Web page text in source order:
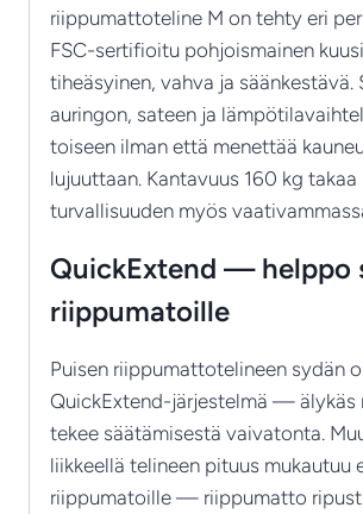
riippumattoteline M on tehty eri
FSC-sertifioitu pohjoismainen
tiheäsyinen, vahva ja säänkestävä.
auringon, sateen ja
toiseen ilman että menettää
lujuuttaan. Kantavuus 160 kg takaa
turvallisuuden myös
QuickExtend — helppo
riippumatoille
Puisen riippumattotelineen sydän
QuickExtend-järjestelmä — älykäs
tekee säätämisestä vaivatonta.
liikkeellä telineen pituus mukautuu
riippumatoille — riippumatto